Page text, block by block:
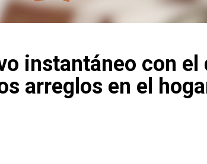
instantáneo con el
arreglos en el